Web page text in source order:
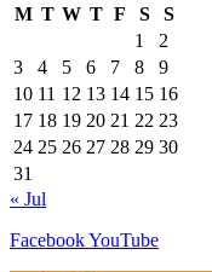
M T W T F S
S
1
2
3
4 5 6 7 8
9
10 11 12 13 14 15 16
17 18 19 20 21 22 23
24 25 26 27 28 29 30
31
« Jul
FacebookYouTube